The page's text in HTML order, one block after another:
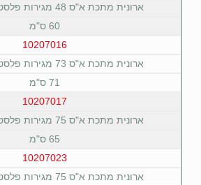
ארונית מתכת א"ס 48 מגירות פלסטיק שחור א"ס
60 ס"מ
10207016
ארונית מתכת א"ס 73 מגירות פלסטיק שחור א"ס
71 ס"מ
10207017
ארונית מתכת א"ס 75 מגירות פלסטיק שחור א"ס
65 ס"מ
10207023
ארונית מתכת א"ס 75 מגירות פלסטיק שחור א"ס